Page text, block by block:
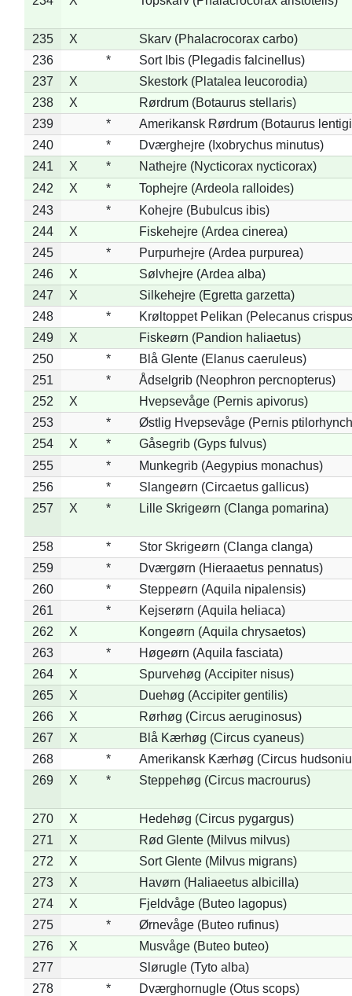
235 X
Skarv (Phalacrocorax carbo)
236
*
Sort Ibis (Plegadis falcinellus)
237
X
Skestork (Platalea leucorodia)
238
X
Rørdrum (Botaurus stellaris)
239
*
Amerikansk Rørdrum (Botaurus
240
*
Dværghejre (Ixobrychus minutus)
241
X *
Nathejre (Nycticorax nycticorax)
242
X *
Tophejre (Ardeola ralloides)
243
*
Kohejre (Bubulcus ibis)
244
X
Fiskehejre (Ardea cinerea)
245
*
Purpurhejre (Ardea purpurea)
246
X
Sølvhejre (Ardea alba)
247
X
Silkehejre (Egretta garzetta)
248
*
Krøltoppet Pelikan (Pelecanus
249
X
Fiskeørn (Pandion haliaetus)
250
*
Blå Glente (Elanus caeruleus)
251
*
Ådselgrib (Neophron percnopterus)
252
X
Hvepsevåge (Pernis apivorus)
253
*
Østlig Hvepsevåge (Pernis
254
X *
Gåsegrib (Gyps fulvus)
255
*
Munkegrib (Aegypius monachus)
256
*
Slangeørn (Circaetus gallicus)
257
X * Lille Skrigeørn (Clanga pomarina)
258 *
Stor Skrigeørn (Clanga clanga)
259
*
Dværgørn (Hieraaetus pennatus)
260
*
Steppeørn (Aquila nipalensis)
261
*
Kejserørn (Aquila heliaca)
262
X
Kongeørn (Aquila chrysaetos)
263
*
Høgeørn (Aquila fasciata)
264
X
Spurvehøg (Accipiter nisus)
265
X
Duehøg (Accipiter gentilis)
266
X
Rørhøg (Circus aeruginosus)
267
X
Blå Kærhøg (Circus cyaneus)
268
*
Amerikansk Kærhøg (Circus
269
X * Steppehøg (Circus macrourus)
270 X
Hedehøg (Circus pygargus)
271
X
Rød Glente (Milvus milvus)
272
X
Sort Glente (Milvus migrans)
273
X
Havørn (Haliaeetus albicilla)
274
X
Fjeldvåge (Buteo lagopus)
275
*
Ørnevåge (Buteo rufinus)
276
X
Musvåge (Buteo buteo)
277
Slørugle (Tyto alba)
278
*
Dværghornugle (Otus scops)